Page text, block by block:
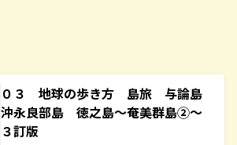
０３ 地球の歩き方 島旅 与論島
沖永良部島 徳之島～奄美群島②～
３訂版